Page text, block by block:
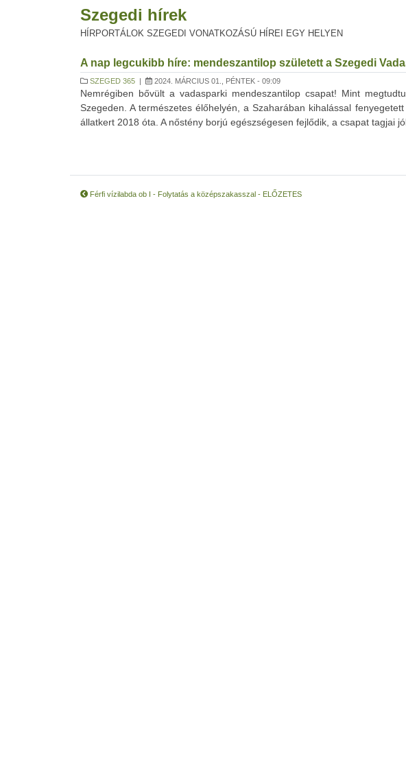
Szegedi hírek
HÍRPORTÁLOK SZEGEDI VONATKOZÁSÚ HÍREI EGY HELYEN
A nap legcukibb híre: mendeszantilop született a Szegedi
SZEGED 365 | 2024. MÁRCIUS 01., PÉNTEK - 09:09
Nemrégiben bővült a vadasparki mendeszantilop csapat! Mint
Szegeden. A természetes élőhelyén, a Szaharában kihalással
állatkert 2018 óta. A nőstény borjú egészségesen fejlődik, a csapat tagjai
Férfi vízilabda ob I - Folytatás a középszakasszal - ELŐZETES